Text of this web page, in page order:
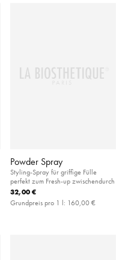
Powder Spray
Styling-Spray für griffige Fülle
perfekt zum Fresh-up zwischendurch
32,00 €
Grundpreis pro 1 l: 160,00 €